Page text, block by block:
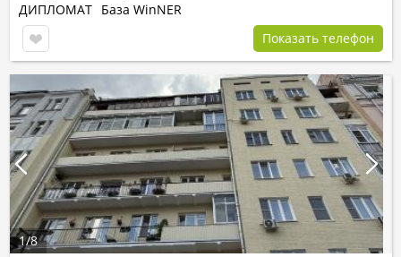
ДИПЛОМАТ База WinNER
Показать телефон
1/8